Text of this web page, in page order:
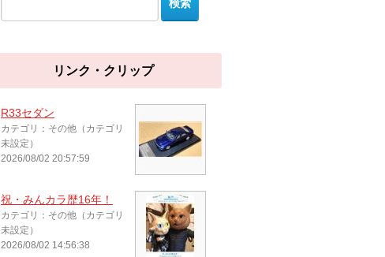
リンク・クリップ
R33セダン
カテゴリ：その他（カテゴリ
未設定）
2026/08/02 20:57:59
祝・みんカラ歴16年！
カテゴリ：その他（カテゴリ
未設定）
2026/08/02 14:56:38